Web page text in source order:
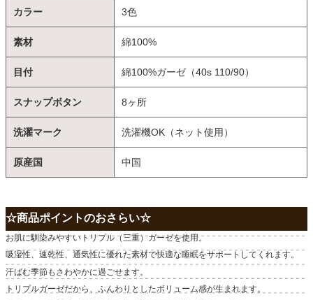
カラー 3色
素材 綿100%
目付 綿100%ガーゼ（40s 110/90）
スナップボタン 8ヶ所
洗濯マーク 洗濯機OK（ネット使用）
原産国 中国
☆商品ポイントのおさらい☆
お肌に馴染みやすいトリプル（三重）ガーゼを使用。
吸湿性、速乾性、通気性に優れた素材で快適な睡眠をサポートしてくれます。
汗ばむ季節もさわやかに過ごせます。
トリプルガーゼだから、ふんわりとしたボリューム感が生まれます。